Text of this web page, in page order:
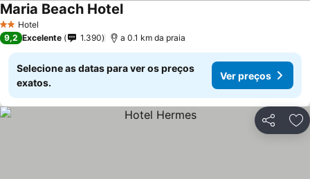
2 Estrelas
Hotel
Maria Beach Hotel
9,2 Excelente 1.390 a 0.1 km da praia
Selecione as datas para ver os preços
exatos.
Ver preços
Partilhar